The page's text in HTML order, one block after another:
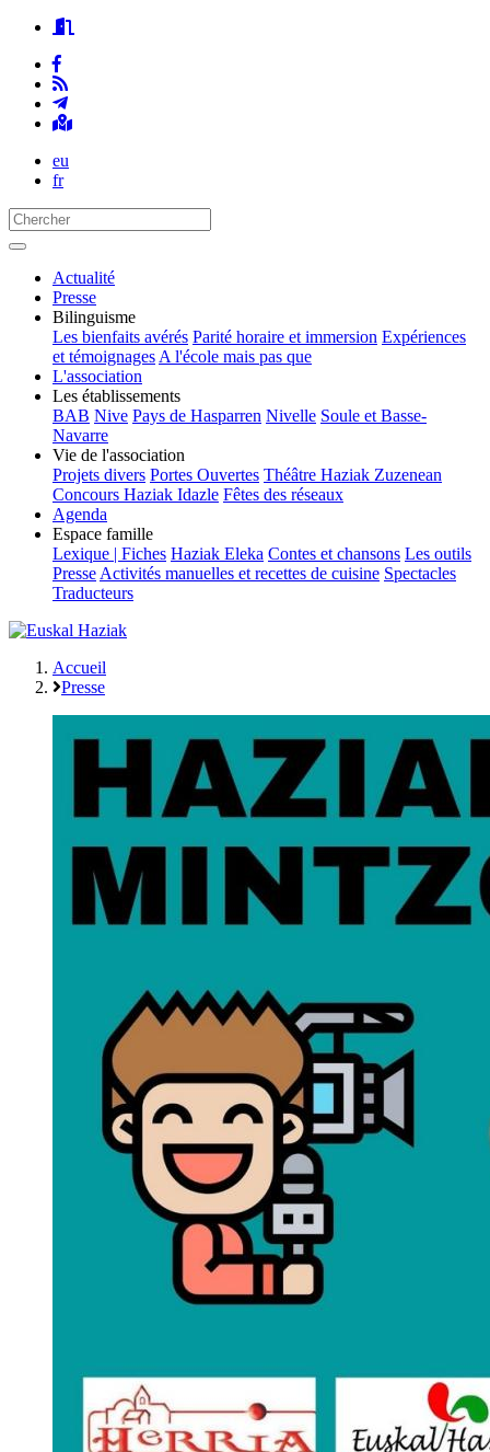
eu
fr
Actualité
Presse
Bilinguisme
Les bienfaits avérés Parité horaire et immersion Expériences
et témoignages A l'école mais pas que
L'association
Les établissements
BAB Nive Pays de Hasparren Nivelle Soule et Basse-
Navarre
Vie de l'association
Projets divers Portes Ouvertes Théâtre Haziak Zuzenean
Concours Haziak Idazle Fêtes des réseaux
Agenda
Espace famille
Lexique | Fiches Haziak Eleka Contes et chansons Les outils
Presse Activités manuelles et recettes de cuisine Spectacles
Traducteurs
Accueil
Presse